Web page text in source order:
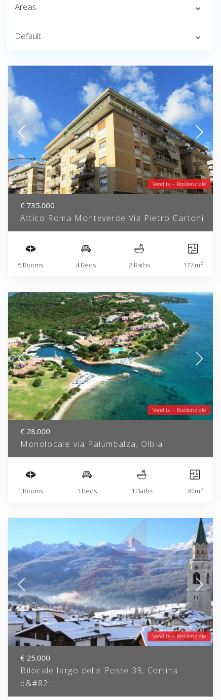
Areas
Default
Vendita – Residenziale
€ 735.000
Attico Roma Monteverde Via Pietro Cartoni
5 Rooms 4 Beds 2 Baths 177 m2
Vendita – Residenziale
€ 28.000
Monolocale via Palumbalza, Olbia
1 Rooms 1 Beds 1 Baths 30 m2
Vendita – Residenziale
€ 25.000
Bilocale largo delle Poste 39, Cortina
d&#82...